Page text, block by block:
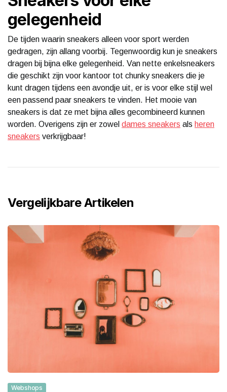
gelegenheid
De tijden waarin sneakers alleen voor sport werden
gedragen, zijn allang voorbij. Tegenwoordig kun je sneakers
dragen bij bijna elke gelegenheid. Van nette enkelsneakers
die geschikt zijn voor kantoor tot chunky sneakers die je
kunt dragen tijdens een avondje uit, er is voor elke stijl wel
een passend paar sneakers te vinden. Het mooie van
sneakers is dat ze met bijna alles gecombineerd kunnen
worden. Overigens zijn er zowel dames sneakers als heren
sneakers verkrijgbaar!
Vergelijkbare Artikelen
Webshops